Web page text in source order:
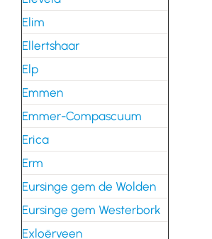
Elim
Ellertshaar
Elp
Emmen
Emmer-Compascuum
Erica
Erm
Eursinge gem de Wolden
Eursinge gem Westerbork
Exloërveen